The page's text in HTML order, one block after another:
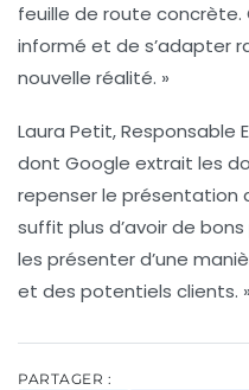
feuille de route concrète.
informé et de s’adapter
nouvelle réalité. »
Laura Petit, Responsable
dont Google extrait les
repenser le présentation
suffit plus d’avoir de
les présenter d’une
et des potentiels clients. »
PARTAGER :